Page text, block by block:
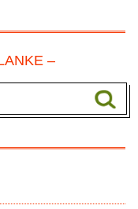
–